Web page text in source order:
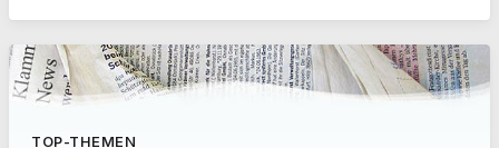
TOP-THEMEN